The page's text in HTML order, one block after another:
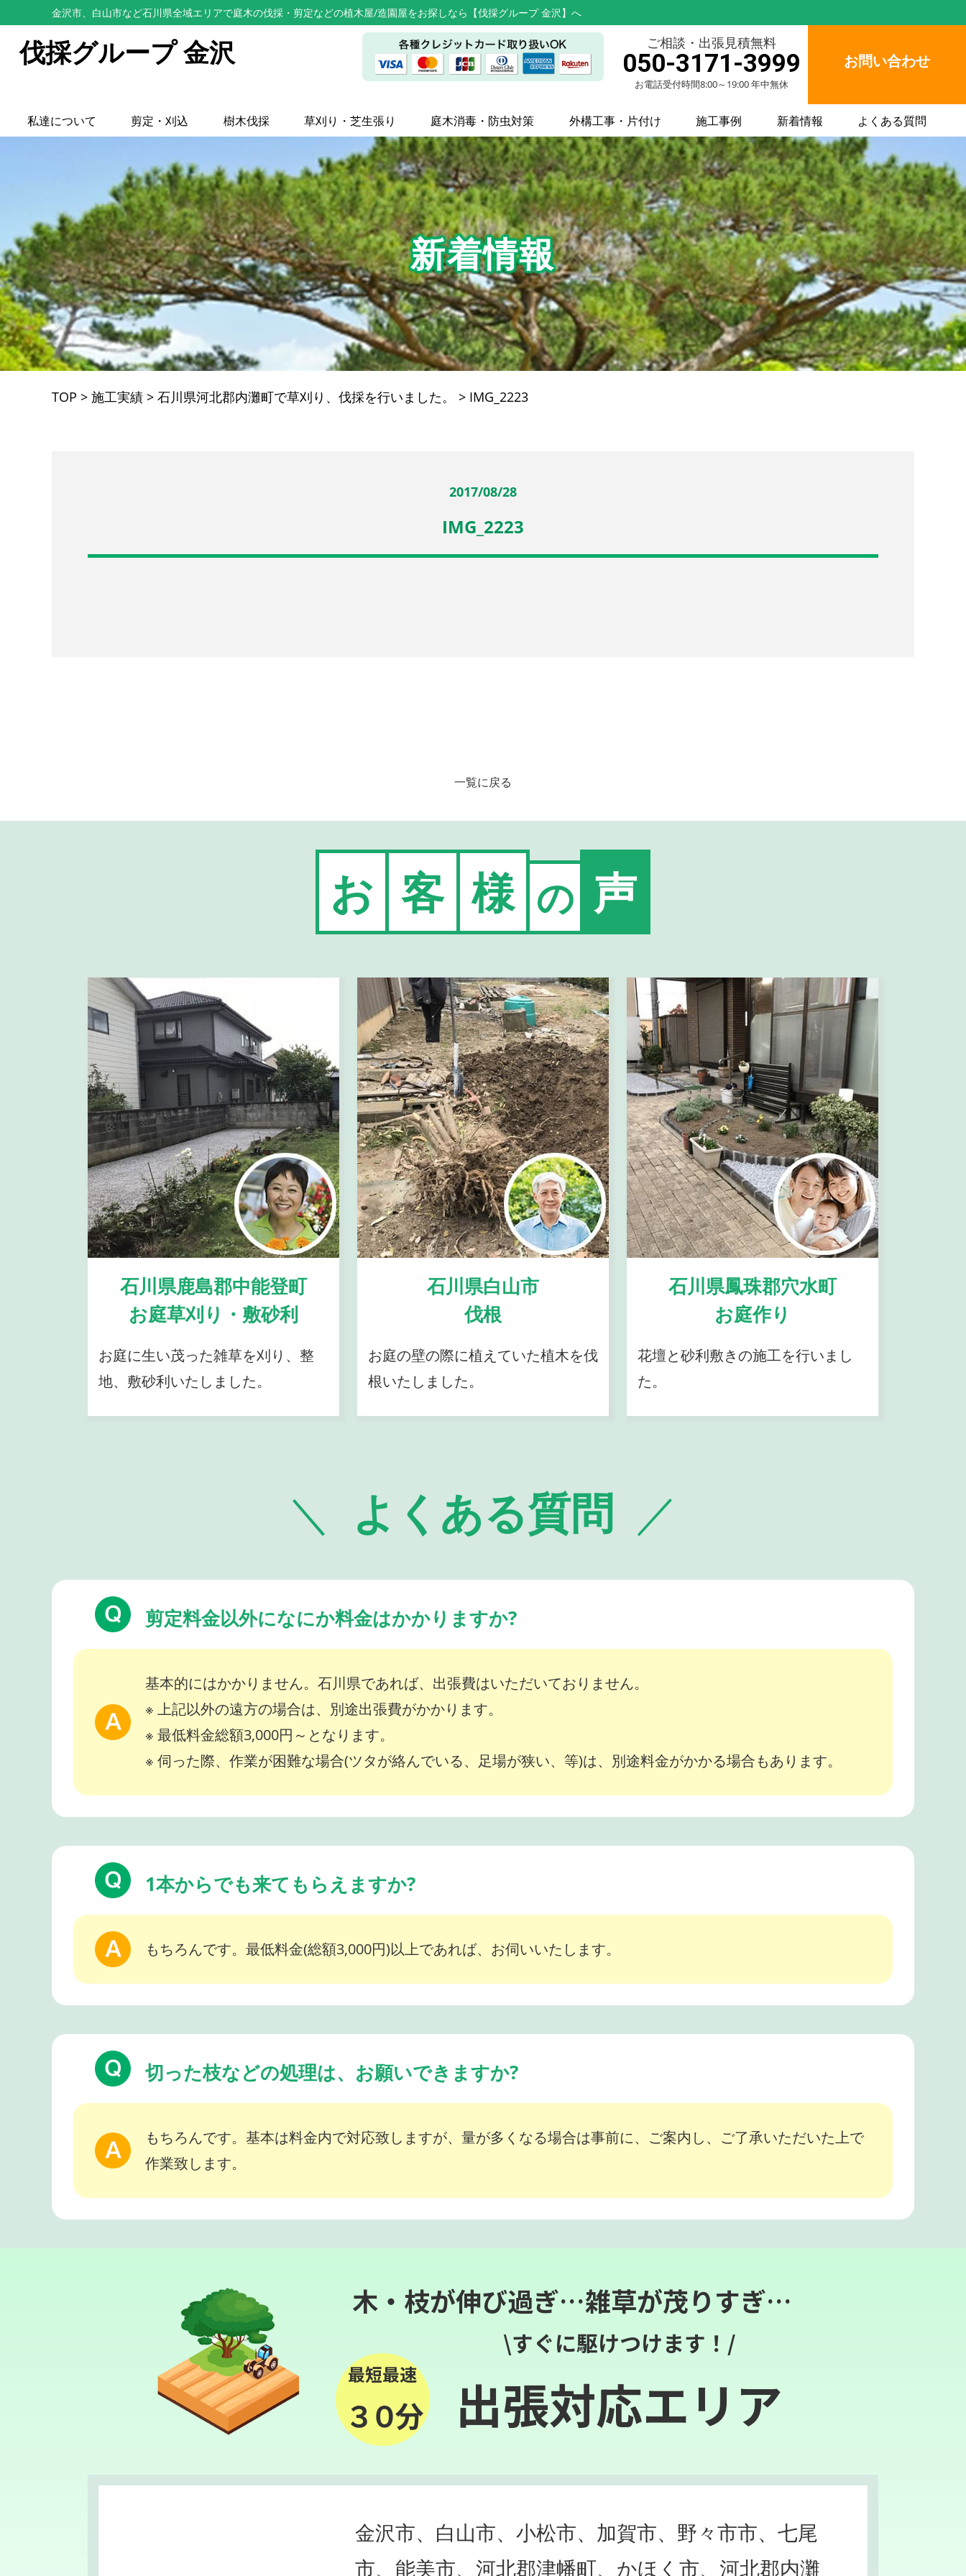
金沢市、白山市など石川県全域エリアで庭木の伐採・剪定などの植木屋/造園屋をお探しなら【伐採グループ 金沢】へ
伐採グループ 金沢 ご相談・出張見積無料
050-3171-3999
お電話受付時間8:00～19:00 年中無休
お問い合わせ
私達について 剪定・刈込 樹木伐採 草刈り・芝生張り 庭木消毒・防虫対策 外構工事・片付け 施工事例 新着情報 よくある質問
新着情報
TOP > 施工実績 > 石川県河北郡内灘町で草刈り、伐採を行いました。 > IMG_2223
2017/08/28
IMG_2223
一覧に戻る
お 客 様 の 声
石川県鹿島郡中能登町
お庭草刈り・敷砂利
お庭に生い茂った雑草を刈り、整
地、敷砂利いたしました。
石川県白山市
伐根
お庭の壁の際に植えていた植木を伐
根いたしました。
石川県鳳珠郡穴水町
お庭作り
花壇と砂利敷きの施工を行いまし
た。
よくある質問
剪定料金以外になにか料金はかかりますか?
基本的にはかかりません。石川県であれば、出張費はいただいておりません。
※ 上記以外の遠方の場合は、別途出張費がかかります。
※ 最低料金総額3,000円～となります。
※ 伺った際、作業が困難な場合(ツタが絡んでいる、足場が狭い、等)は、別途料金がかかる場合もあります。
1本からでも来てもらえますか?
もちろんです。最低料金(総額3,000円)以上であれば、お伺いいたします。
切った枝などの処理は、お願いできますか?
もちろんです。基本は料金内で対応致しますが、量が多くなる場合は事前に、ご案内し、ご了承いただいた上で
作業致します。
木・枝が伸び過ぎ…雑草が茂りすぎ…
最短最速
３０分
\すぐに駆けつけます！/
出張対応エリア
金沢市、白山市、小松市、加賀市、野々市市、七尾
市、能美市、河北郡津幡町、かほく市、河北郡内灘